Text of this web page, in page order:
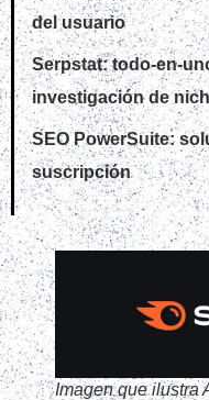
del usuario
Serpstat:
investigación de
SEO PowerSuite:
suscripción
Imagen que ilustra